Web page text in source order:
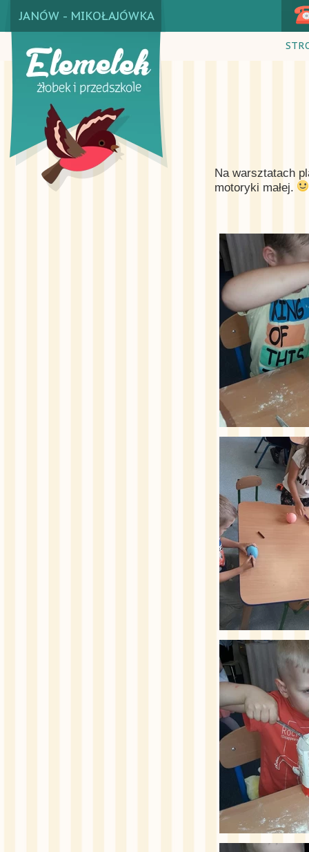
JANÓW - MIKOŁAJÓWKA
Na warsztatach
motoryki małej.